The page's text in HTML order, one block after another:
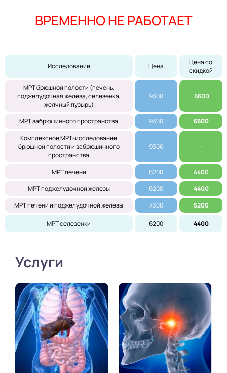
ВРЕМЕННО НЕ РАБОТАЕТ
Исследование Цена
Цена со
скидкой
МРТ брюшной полости (печень,
поджелудочная железа, селезенка,
желчный пузырь)
9300 6600
МРТ забрюшинного пространства 9300
6600
Комплексное МРТ-исследование
брюшной полости и забрюшинного
пространства
9300 —
МРТ печени 6200
4400
МРТ поджелудочной железы
6200
4400
МРТ печени и поджелудочной железы
7300 5200
МРТ селезенки 6200 4400
Услуги